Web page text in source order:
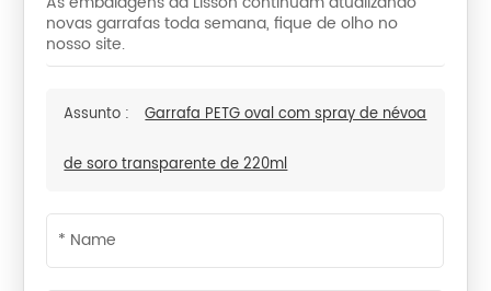
novas garrafas toda semana, fique de olho no
nosso site.
Assunto : Garrafa PETG oval com spray de névoa
de soro transparente de 220ml